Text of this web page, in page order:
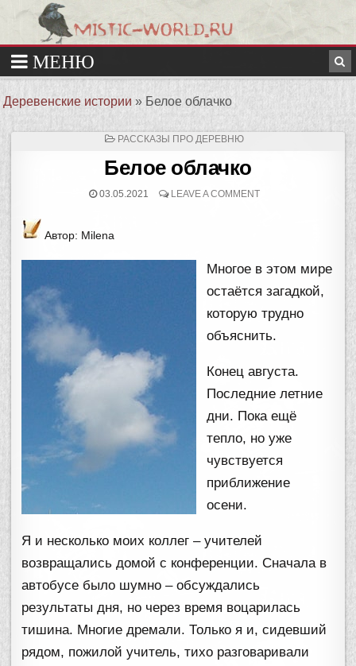
Деревенские истории » Белое облачко
ОПУБЛИКОВАНО
РАССКАЗЫ ПРО ДЕРЕВНЮ
Белое облачко
03.05.2021 LEAVE A COMMENT
Автор: Milena
Многое в этом мире
остаётся загадкой,
которую трудно
объяснить.
Конец августа.
Последние летние
дни. Пока ещё
тепло, но уже
чувствуется
приближение
осени.
Я и несколько моих коллег – учителей
возвращались домой с конференции. Сначала в
автобусе было шумно – обсуждались
результаты дня, но через время воцарилась
тишина. Многие дремали. Только я и, сидевший
рядом, пожилой учитель, тихо разговаривали